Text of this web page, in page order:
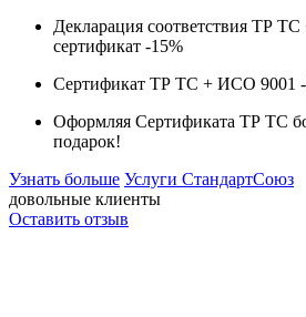
Декларация соответствия ТР
сертификат -15%
Сертификат ТР ТС + ИСО 9001 -
Оформляя Сертификата ТР ТС
подарок!
Узнать больше Услуги СтандартСоюз
довольные клиенты
Оставить отзыв